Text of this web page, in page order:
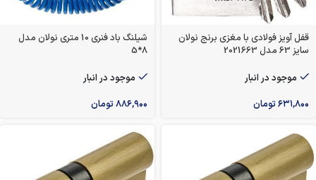
قفل آویز فولادی با مغزی برنج نولان
سایز 63 مدل 2021663
موجود در انبار
۶۳۱,۸۰۰تومان
شیلنگ باد فنری 10 متری نولان مدل
8*5
موجود در انبار
۸۸۶,۹۰۰تومان